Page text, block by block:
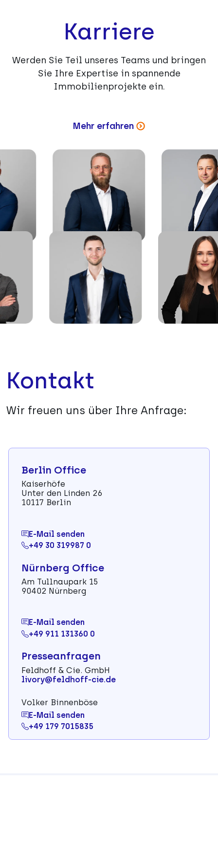
Karriere
Werden Sie Teil unseres Teams und bringen
Sie Ihre Expertise in spannende
Immobilienprojekte ein.
Mehr erfahren
Kontakt
Wir freuen uns über Ihre Anfrage:
Berlin Office
Kaiserhöfe
Unter den Linden 26
10117 Berlin
E-Mail senden
+49 30 319987 0
Nürnberg Office
Am Tullnaupark 15
90402 Nürnberg
E-Mail senden
+49 911 131360 0
Presseanfragen
Feldhoff & Cie. GmbH
livory@feldhoff-cie.de
Volker Binnenböse
E-Mail senden
+49 179 7015835